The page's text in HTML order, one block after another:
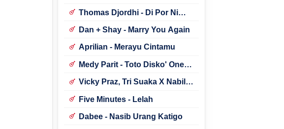
Thomas Djordhi - Di Por Ni
Dan + Shay - Marry You Again
Aprilian - Merayu Cintamu
Medy Parit - Toto Disko' One
Vicky Praz, Tri Suaka X Nabila
Five Minutes - Lelah
Dabee - Nasib Urang Katigo